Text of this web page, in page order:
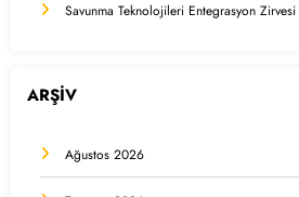
Savunma Teknolojileri Entegrasyon
ARŞİV
Ağustos 2026